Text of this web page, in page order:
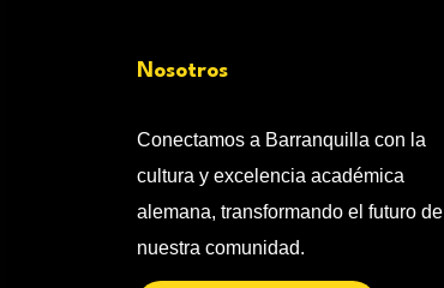
Nosotros
Conectamos a Barranquilla con la
cultura y excelencia académica
alemana, transformando el futuro de
nuestra comunidad.